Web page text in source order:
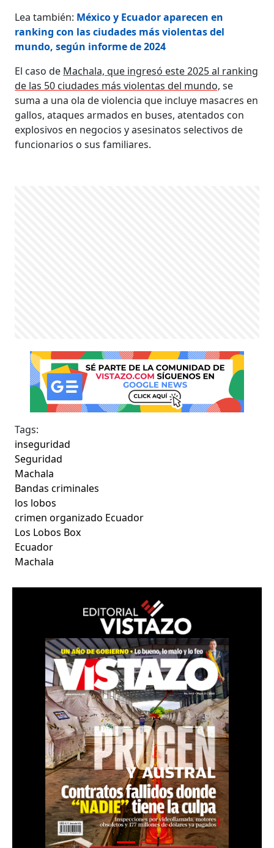
Lea también: México y Ecuador aparecen en
ranking con las ciudades más violentas del
mundo, según informe de 2024
El caso de Machala, que ingresó este 2025 al ranking
de las 50 ciudades más violentas del mundo, se
suma a una ola de violencia que incluye masacres en
gallos, ataques armados en buses, atentados con
explosivos en negocios y asesinatos selectivos de
funcionarios o sus familiares.
Tags:
inseguridad
Seguridad
Machala
Bandas criminales
los lobos
crimen organizado Ecuador
Los Lobos Box
Ecuador
Machala